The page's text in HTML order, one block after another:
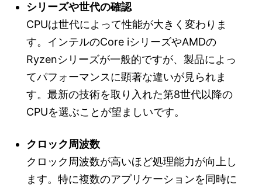
シリーズや世代の確認
CPUは世代によって性能が大きく変わりま
す。インテルのCore iシリーズやAMDの
Ryzenシリーズが一般的ですが、製品によっ
てパフォーマンスに顕著な違いが見られま
す。最新の技術を取り入れた第8世代以降の
CPUを選ぶことが望ましいです。
クロック周波数
クロック周波数が高いほど処理能力が向上し
ます。特に複数のアプリケーションを同時に